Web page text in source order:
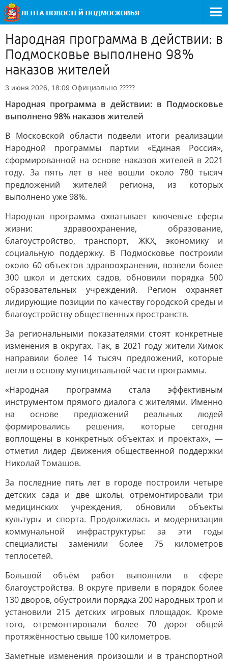
Народная программа в действии: в
Подмосковье выполнено 98%
наказов жителей
3 июня 2026, 18:09 Официально ?????
Народная программа в действии: в Подмосковье
выполнено 98% наказов жителей
В Московской области подвели итоги реализации
Народной программы партии «Единая Россия»,
сформированной на основе наказов жителей в 2021
году. За пять лет в неё вошли около 780 тысяч
предложений жителей региона, из которых
выполнено уже 98%.
Народная программа охватывает ключевые сферы
жизни: здравоохранение, образование,
благоустройство, транспорт, ЖКХ, экономику и
социальную поддержку. В Подмосковье построили
около 60 объектов здравоохранения, возвели более
300 школ и детских садов, обновили порядка 500
образовательных учреждений. Регион охраняет
лидирующие позиции по качеству городской среды и
благоустройству общественных пространств.
За региональными показателями стоят конкретные
изменения в округах. Так, в 2021 году жители Химок
направили более 14 тысяч предложений, которые
легли в основу муниципальной части программы.
«Народная программа стала эффективным
инструментом прямого диалога с жителями. Именно
на основе предложений реальных людей
формировались решения, которые сегодня
воплощены в конкретных объектах и проектах», —
отметил лидер Движения общественной поддержки
Николай Томашов.
За последние пять лет в городе построили четыре
детских сада и две школы, отремонтировали три
медицинских учреждения, обновили объекты
культуры и спорта. Продолжилась и модернизация
коммунальной инфраструктуры: за эти годы
специалисты заменили более 75 километров
теплосетей.
Большой объём работ выполнили в сфере
благоустройства. В округе привели в порядок более
130 дворов, обустроили порядка 200 народных троп и
установили 215 детских игровых площадок. Кроме
того, отремонтировали более 70 дорог общей
протяжённостью свыше 100 километров.
Заметные изменения произошли и в транспортной